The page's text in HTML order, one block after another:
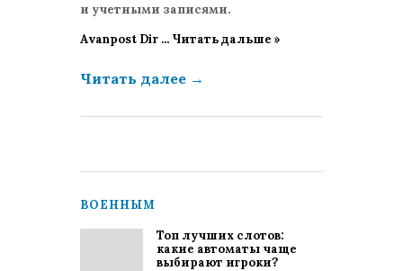
и учетными записями.
Avanpost Dir ... Читать дальше »
Читать далее →
ВОЕННЫМ
Топ лучших слотов:
какие автоматы чаще
выбирают игроки?